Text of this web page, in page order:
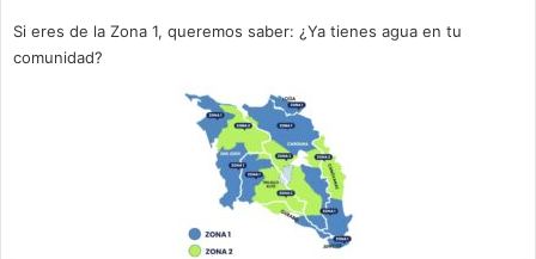
Si eres de la Zona 1, queremos saber: ¿Ya tienes agua en tu
comunidad?